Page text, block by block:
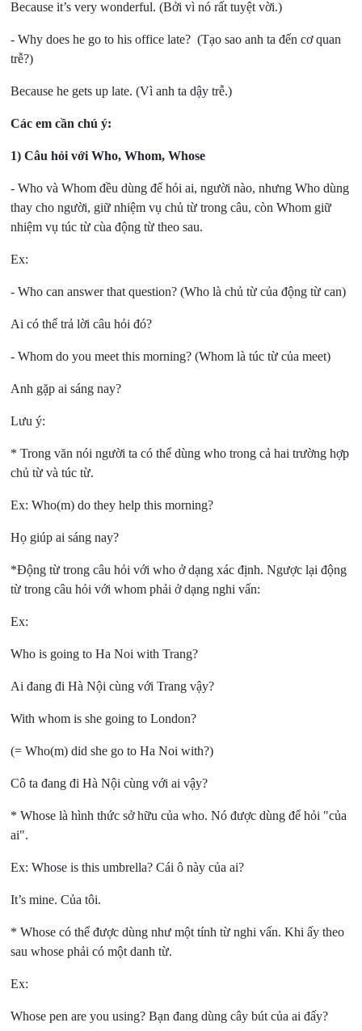
Because it’s very wonderful. (Bởi vì nó rất tuyệt vời.)
- Why does he go to his office late? (Tạo sao anh ta đến cơ quan
trễ?)
Because he gets up late. (Vì anh ta dậy trễ.)
Các em cần chú ý:
1) Câu hỏi với Who, Whom, Whose
- Who và Whom đều dùng để hỏi ai, người nào, nhưng Who dùng
thay cho người, giữ nhiệm vụ chủ từ trong câu, còn Whom giữ
nhiệm vụ túc từ cùa động từ theo sau.
Ex:
- Who can answer that question? (Who là chủ từ của động từ can)
Ai có thể trả lời câu hỏi đó?
- Whom do you meet this morning? (Whom là túc từ của meet)
Anh gặp ai sáng nay?
Lưu ý:
* Trong văn nói người ta có thể dùng who trong cả hai trường hợp
chủ từ và túc từ.
Ex: Who(m) do they help this morning?
Họ giúp ai sáng nay?
*Động từ trong câu hỏi với who ở dạng xác định. Ngược lại động
từ trong câu hỏi với whom phải ở dạng nghi vấn:
Ex:
Who is going to Ha Noi with Trang?
Ai đang đi Hà Nội cùng với Trang vậy?
With whom is she going to London?
(= Who(m) did she go to Ha Noi with?)
Cô ta đang đi Hà Nội cùng với ai vậy?
* Whose là hình thức sở hữu của who. Nó được dùng để hỏi "của
ai".
Ex: Whose is this umbrella? Cái ô này của ai?
It’s mine. Của tôi.
* Whose có thể được dùng như một tính từ nghi vấn. Khi ấy theo
sau whose phải có một danh từ.
Ex:
Whose pen are you using? Bạn đang dùng cây bút của ai đấy?